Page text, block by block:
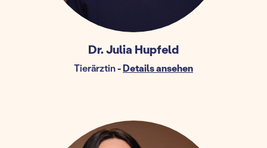
Dr. Julia Hupfeld
Tierärztin-Details ansehen